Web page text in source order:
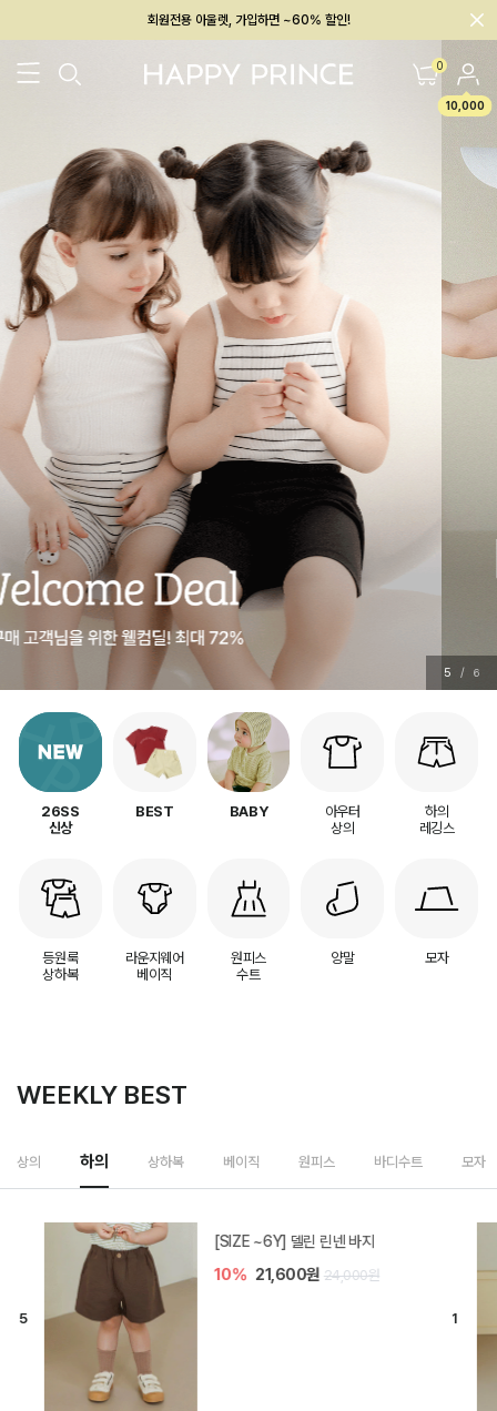
회원전용 아울렛, 가입하면 ~60% 할인!
0
10,000
5 / 6
26SS
신상
BEST BABY
아우터
상의
하의
레깅스
등원룩
상하복
라운지웨어
베이직
원피스
수트
양말 모자
WEEKLY BEST
상의 하의 상하복 베이직 원피스 바디수트 모자
[SIZE ~6Y] 델린 린넨 바지
10% 21,600원 24,000원